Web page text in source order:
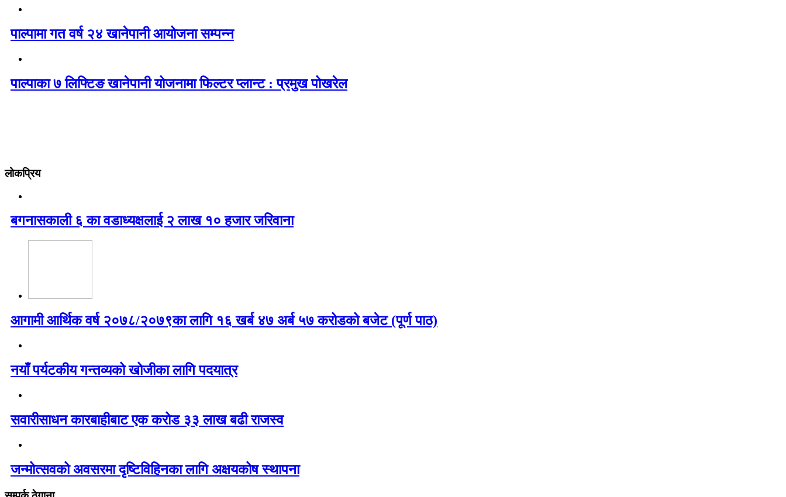
पाल्पामा गत वर्ष २४ खानेपानी आयोजना सम्पन्न
पाल्पाका ७ लिफ्टिङ खानेपानी योजनामा फिल्टर प्लान्ट : प्रमुख पोखरेल
लोकप्रिय
बगनासकाली ६ का वडाध्यक्षलाई २ लाख १० हजार जरिवाना
आगामी आर्थिक वर्ष २०७८/२०७९का लागि १६ खर्ब ४७ अर्ब ५७ करोडको बजेट (पूर्ण पाठ)
नयाँ पर्यटकीय गन्तव्यको खोजीका लागि पदयात्र
सवारीसाधन कारबाहीबाट एक करोड ३३ लाख बढी राजस्व
जन्मोत्सवको अवसरमा दृष्टिविहिनका लागि अक्षयकोष स्थापना